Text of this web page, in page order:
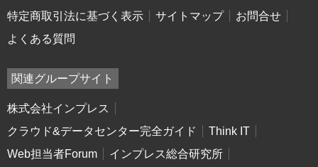
特定商取引法に基づく表示
サイトマップ
お問合せ
よくある質問
関連グループサイト
株式会社インプレス
クラウド&データセンター完全ガイド
Think IT
Web担当者Forum
インプレス総合研究所